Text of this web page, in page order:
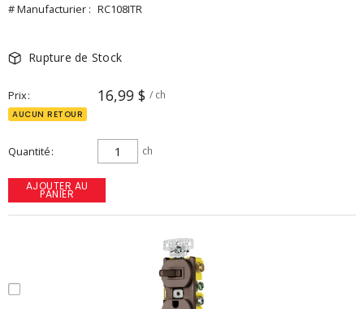
# Manufacturier : RC108ITR
Rupture de Stock
Prix 16,99 $ / ch
AUCUN RETOUR
Quantité ch
AJOUTER AU
PANIER